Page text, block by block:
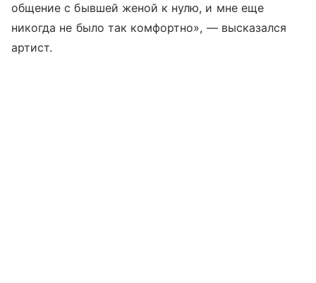
общение с бывшей женой к нулю, и мне еще
никогда не было так комфортно», — высказался
артист.